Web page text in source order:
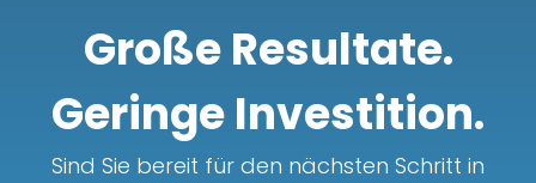
Große Resultate.
Geringe Investition.
Sind Sie bereit für den nächsten Schritt in